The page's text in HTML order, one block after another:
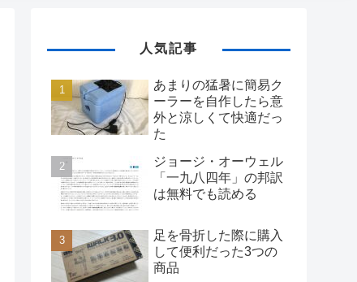
人気記事
あまりの猛暑に簡易ク
ーラーを自作したら意
外と涼しくて快適だっ
た
ジョージ・オーウェル
「一九八四年」の邦訳
は無料でも読める
足を骨折した際に購入
して便利だった3つの
商品